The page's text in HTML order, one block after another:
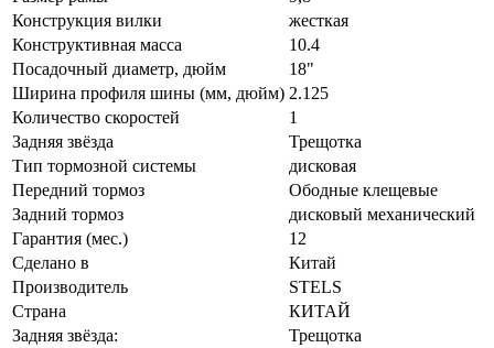
Конструкция вилки
жесткая
Конструктивная масса
10.4
Посадочный диаметр, дюйм
18"
Ширина профиля шины (мм, дюйм) 2.125
Количество скоростей
1
Задняя звёзда
Трещотка
Тип тормозной системы
дисковая
Передний тормоз
Ободные клещевые
Задний тормоз
дисковый механический
Гарантия (мес.)
12
Сделано в
Китай
Производитель
STELS
Страна
КИТАЙ
Задняя звёзда:
Трещотка